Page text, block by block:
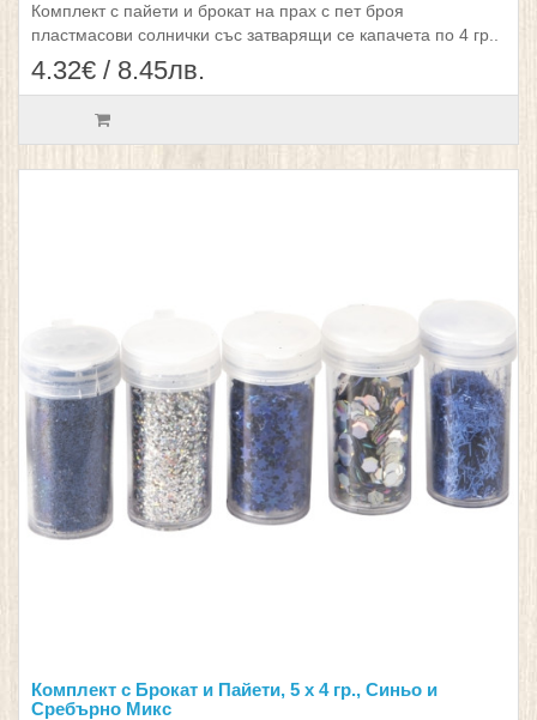
Комплект с пайети и брокат на прах с пет броя
пластмасови солнички със затварящи се капачета по 4 гр..
4.32€ / 8.45лв.
Комплект с Брокат и Пайети, 5 x 4 гр., Синьо и
Сребърно Микс